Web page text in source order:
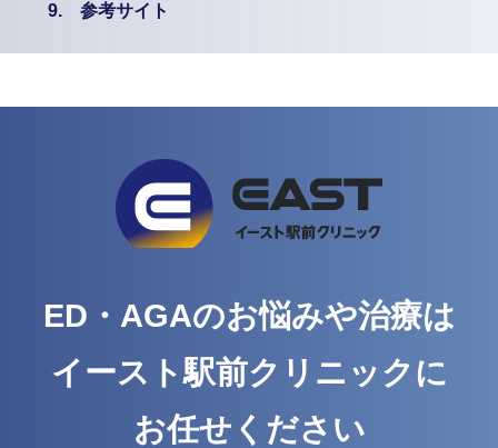
9. 参考サイト
ED・AGAのお悩みや治療は
イースト駅前クリニックに
お任せください